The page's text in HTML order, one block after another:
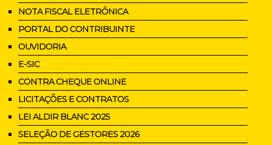
NOTA FISCAL ELETRÔNICA
PORTAL DO CONTRIBUINTE
OUVIDORIA
E-SIC
CONTRA CHEQUE ONLINE
LICITAÇÕES E CONTRATOS
LEI ALDIR BLANC 2025
SELEÇÃO DE GESTORES 2026